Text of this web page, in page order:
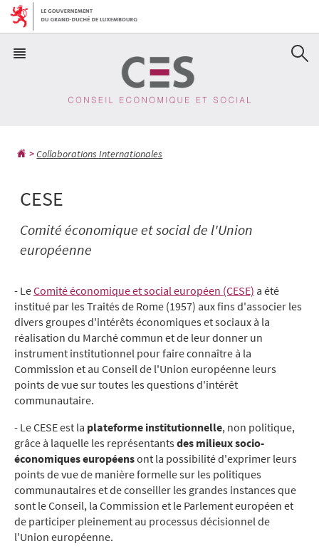
Aller
navigation
Aller
Collaborations Internationales
CESE
Comité économique et social de l'Union
européenne
- LeComité économique et social européen (CESE) a été
institué par les Traités de Rome (1957) aux fins d'associer les
divers groupes d'intérêts économiques et sociaux à la
réalisation du Marché commun et de leur donner un
instrument institutionnel pour faire connaître à la
Commission et au Conseil de l'Union européenne leurs
points de vue sur toutes les questions d'intérêt
communautaire.
- Le CESE est la plateforme institutionnelle, non politique,
grâce à laquelle les représentantsdes milieux socio-
économiques européensont la possibilité d'exprimer leurs
points de vue de manière formelle sur les politiques
communautaires et de conseiller les grandes instances que
sont le Conseil, la Commission et le Parlement européen et
de participer pleinement au processus décisionnel de
l'Union européenne.